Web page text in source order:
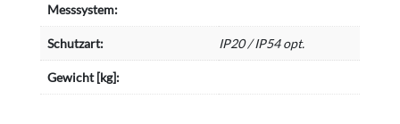
Messsystem:
Schutzart: IP20 / IP54 opt.
Gewicht [kg]: